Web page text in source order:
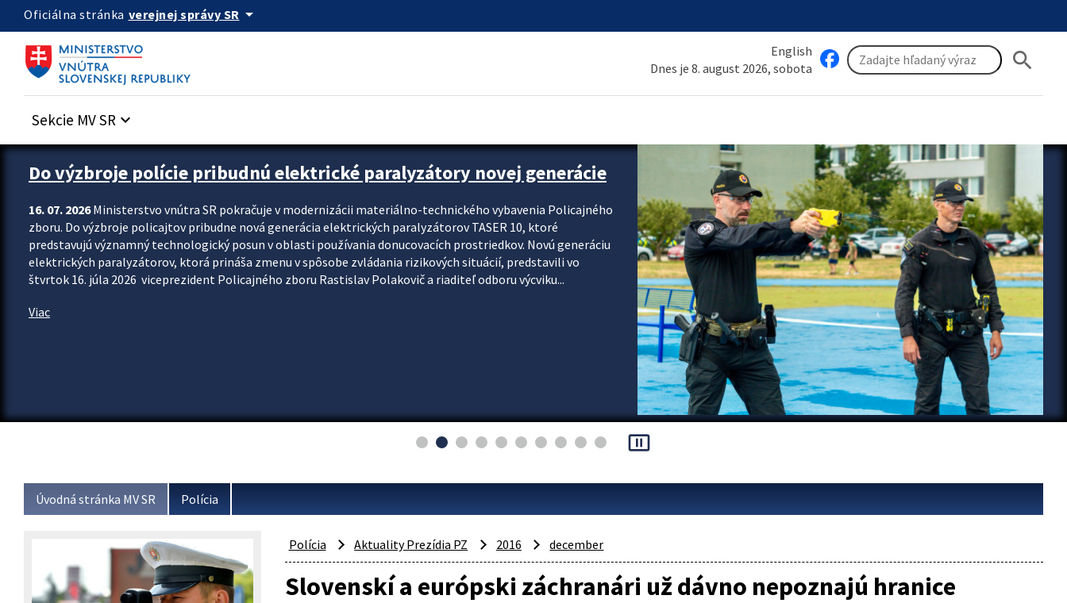
Preskocit na hlavný obsah
Oficiálna stránka verejnej správy SR arrow_drop_down
English
Dnes je 8. august 2026, sobota
search
Sekcie MV SR keyboard_arrow_down
Zastavit automatický posun upútavok
Do výzbroje polície pribudnú elektrické paralyzátory novej generácie
16. 07. 2026Ministerstvo vnútra SR pokračuje v modernizácii materiálno-technického vybavenia Policajného
zboru. Do výzbroje policajtov pribudne nová generácia elektrických paralyzátorov TASER 10, ktoré
predstavujú významný technologický posun v oblasti používania donucovacích prostriedkov. Novú generáciu
elektrických paralyzátorov, ktorá prináša zmenu v spôsobe zvládania rizikových situácií, predstavili vo
štvrtok 16. júla 2026 viceprezident Policajného zboru Rastislav Polakovič a riaditeľ odboru výcviku...
Viac
pause_presentation
Úvodná stránka MV SR Polícia
Polícia Aktuality Prezídia PZ 2016 december
Slovenskí a európski záchranári už dávno nepoznajú hranice